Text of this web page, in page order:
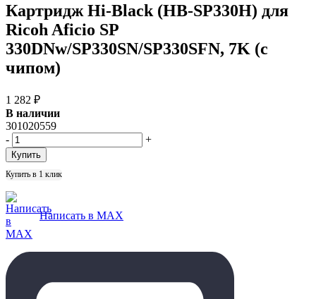
Картридж Hi-Black (HB-SP330H) для
Ricoh Aficio SP
330DNw/SP330SN/SP330SFN, 7K (с
чипом)
1 282 ₽
В наличии
301020559
-
+
Купить в 1 клик
Написать в MAX